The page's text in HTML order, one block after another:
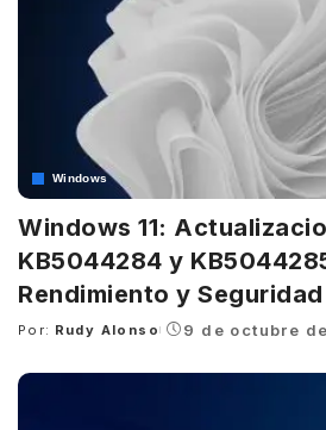
Windows
Windows 11:
KB5044284 y
Rendimiento y Seguridad
Posted
Por: Rudy Alonso 9 de octubre